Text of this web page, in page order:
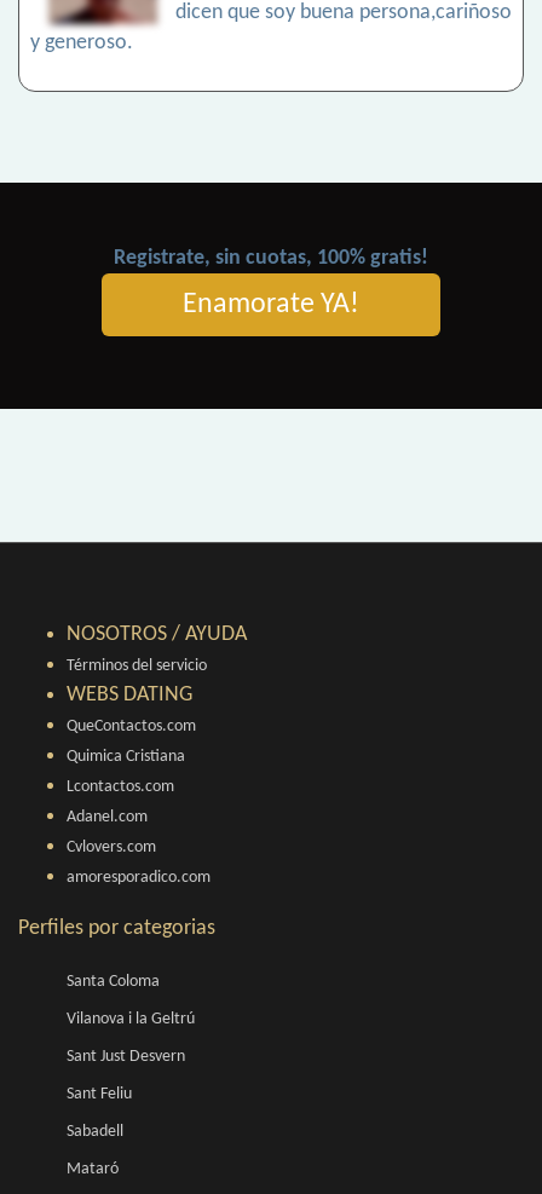
dicen que soy buena persona,cariñoso
y generoso.
Registrate, sin cuotas, 100% gratis!
Enamorate YA!
NOSOTROS / AYUDA
Términos del servicio
WEBS DATING
QueContactos.com
Quimica Cristiana
Lcontactos.com
Adanel.com
Cvlovers.com
amoresporadico.com
Perfiles por categorias
Santa Coloma
Vilanova i la Geltrú
Sant Just Desvern
Sant Feliu
Sabadell
Mataró